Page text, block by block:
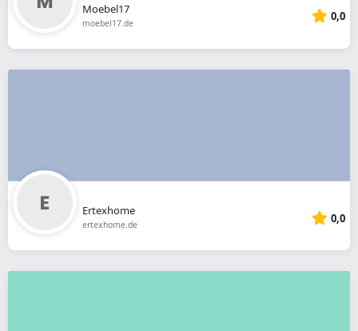
Moebel17
moebel17.de 0,0
Ertexhome
ertexhome.de 0,0